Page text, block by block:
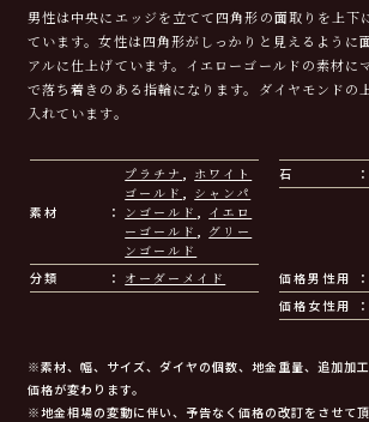
男性は中央にエッジを立てて四角形の面取りを上下
ています。女性は四角形がしっかりと見えるように
アルに仕上げています。イエローゴールドの素材に
で落ち着きのある指輪になります。ダイヤモンドの
入れています。
素材
プラチナ
ホワイト
ゴールド
シャンパ
ンゴールド
イエロ
ーゴールド
グリー
ンゴールド
石
分類 オーダーメイド 価格男性用
価格女性用
※素材、幅、サイズ、ダイヤの個数、地金重量、追加加
価格が変わります。
※地金相場の変動に伴い、予告なく価格の改訂をさせて頂